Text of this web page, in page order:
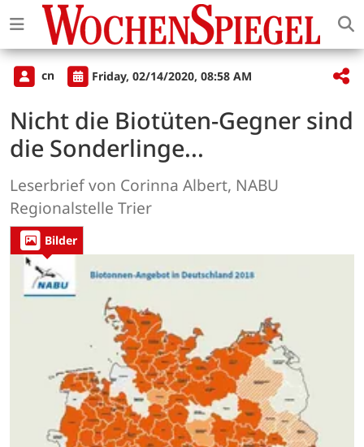
cn Friday, 02/14/2020, 08:58 AM
Nicht die Biotüten-Gegner sind
die Sonderlinge...
Leserbrief von Corinna Albert, NABU
Regionalstelle Trier
Bilder